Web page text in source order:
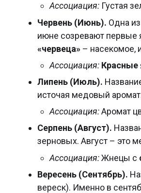
Ассоциация: Густая
Червень (Июнь). Одна
июне созревают первые
«червеца» – насекомое,
Ассоциация: Красные
Липень (Июль).
источая медовый
Ассоциация:Аромат
Серпень (Август).
зерновых. Август – это
Ассоциация:Жнецы с
Вересень (Сентябрь).
вереск). Именно в